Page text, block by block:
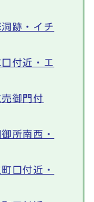
跡・イチ
付近・エ
売御門付
所南西・
口付近・